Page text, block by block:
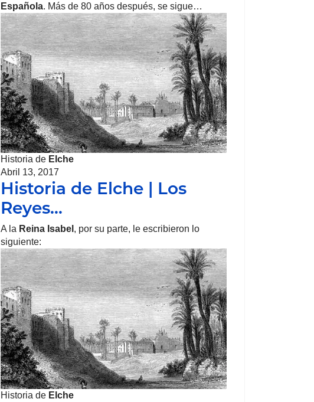
Española. Más de 80 años después, se sigue…
Historia de Elche
Abril 13, 2017
Historia de Elche | Los
Reyes…
A la Reina Isabel , por su parte, le escribieron lo
siguiente:
Historia de Elche